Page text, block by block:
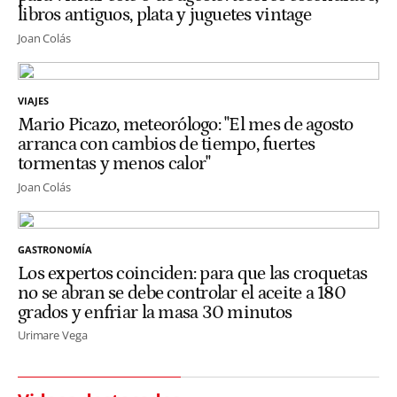
libros antiguos, plata y juguetes vintage
Joan Colás
VIAJES
Mario Picazo, meteorólogo: "El mes de agosto
arranca con cambios de tiempo, fuertes
tormentas y menos calor"
Joan Colás
GASTRONOMÍA
Los expertos coinciden: para que las croquetas
no se abran se debe controlar el aceite a 180
grados y enfriar la masa 30 minutos
Urimare Vega